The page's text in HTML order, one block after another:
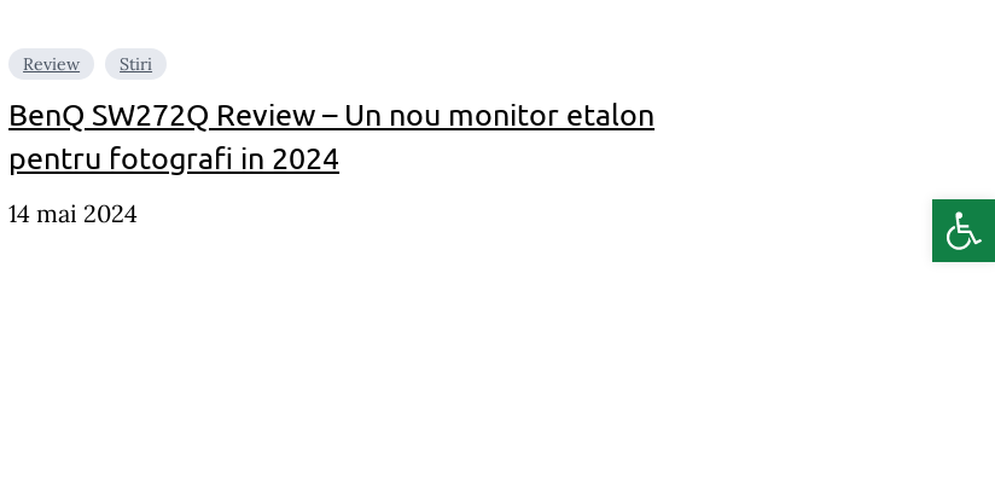
Review Stiri
BenQ SW272Q Review – Un nou monitor etalon
pentru fotografi in 2024
14 mai 2024